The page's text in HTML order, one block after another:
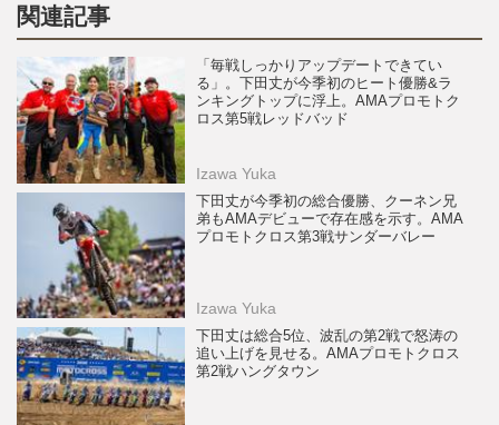
関連記事
「毎戦しっかりアップデートできてい
る」。下田丈が今季初のヒート優勝&ラ
ンキングトップに浮上。AMAプロモトク
ロス第5戦レッドバッド
Izawa Yuka
下田丈が今季初の総合優勝、クーネン兄
弟もAMAデビューで存在感を示す。AMA
プロモトクロス第3戦サンダーバレー
Izawa Yuka
下田丈は総合5位、波乱の第2戦で怒涛の
追い上げを見せる。AMAプロモトクロス
第2戦ハングタウン